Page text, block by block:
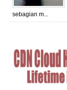
sebagian m...